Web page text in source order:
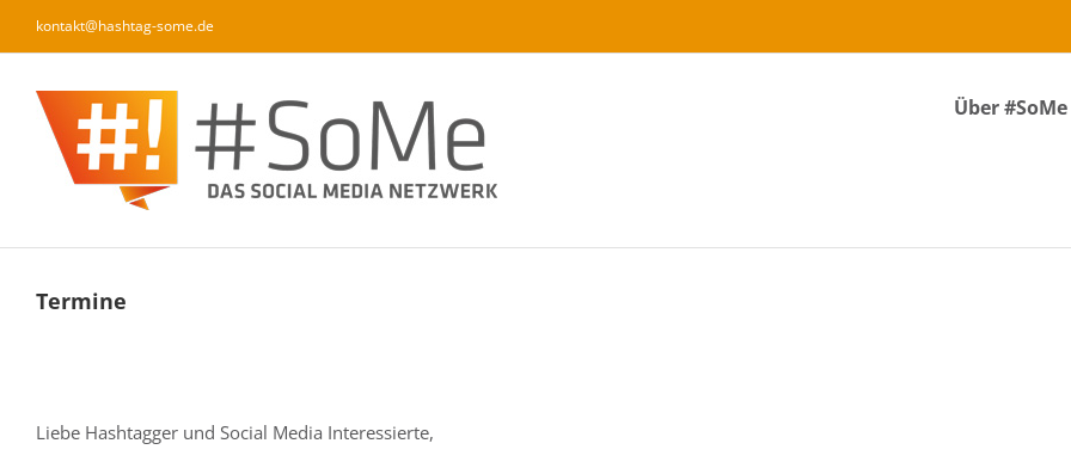
kontakt@hashtag-some.de
Über #SoMe
Termine
Liebe Hashtagger und Social Media Interessierte,